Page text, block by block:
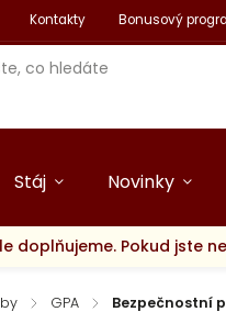
Kontakty Bonusový
Stáj Novinky
doplňujeme. Pokud jste
/ GPA / Bezpečnostní